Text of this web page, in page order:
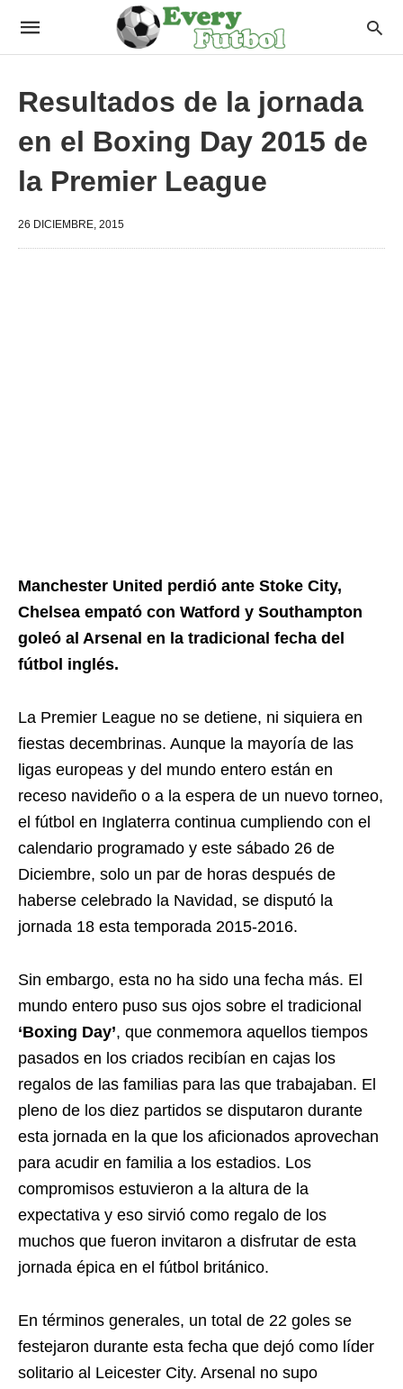
Resultados de la jornada
en el Boxing Day 2015 de
la Premier League
26 DICIEMBRE, 2015
Manchester United perdió ante Stoke City,
Chelsea empató con Watford y Southampton
goleó al Arsenal en la tradicional fecha del
fútbol inglés.
La Premier League no se detiene, ni siquiera en
fiestas decembrinas. Aunque la mayoría de las
ligas europeas y del mundo entero están en
receso navideño o a la espera de un nuevo torneo,
el fútbol en Inglaterra continua cumpliendo con el
calendario programado y este sábado 26 de
Diciembre, solo un par de horas después de
haberse celebrado la Navidad, se disputó la
jornada 18 esta temporada 2015-2016.
Sin embargo, esta no ha sido una fecha más. El
mundo entero puso sus ojos sobre el tradicional
‘Boxing Day’, que conmemora aquellos tiempos
pasados en los criados recibían en cajas los
regalos de las familias para las que trabajaban. El
pleno de los diez partidos se disputaron durante
esta jornada en la que los aficionados aprovechan
para acudir en familia a los estadios. Los
compromisos estuvieron a la altura de la
expectativa y eso sirvió como regalo de los
muchos que fueron invitaron a disfrutar de esta
jornada épica en el fútbol británico.
En términos generales, un total de 22 goles se
festejaron durante esta fecha que dejó como líder
solitario al Leicester City. Arsenal no supo